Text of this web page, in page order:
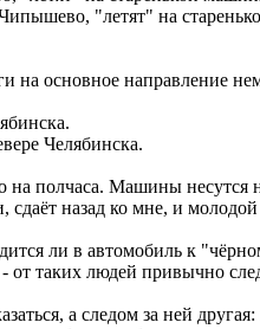
"летят" на
на основное направление
Челябинска.
полчаса. Машины несутся
назад ко мне, и
ли в автомобиль к
от таких людей привычно
а следом за ней